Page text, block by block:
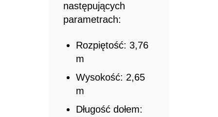
następujących
parametrach:
Rozpiętość: 3,76
m
Wysokość: 2,65
m
Długość dołem: